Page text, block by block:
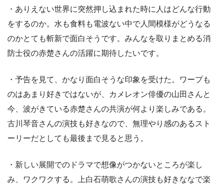
・ありえない世界に突然押し込まれた時に人はどんな行動
をするのか。水も食料も電波ない中で人間模様がどうなる
のかとても斬新で面白そうです。みんなを取りまとめる消
防士役の赤楚さんの活躍に期待したいです。
・予告を見て、かなり面白そうな印象を受けた。ワープも
のはあまり好きではないが、カメレオン俳優の山田さんと
今、波がきている赤楚さんの共演が何より楽しみである。
古川琴音さんの演技も好きなので、無理やり感のあるスト
ーリーだとしても最後まで見ると思う。
・新しい展開でのドラマで想像がつかないところが楽し
み、ワクワクする。上白石萌歌さんの演技も好きななで楽